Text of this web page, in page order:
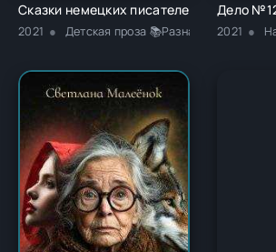
Сказки немецких писателей - Новалис
2021 Детская проза 📚Разная литература
Дело
2021